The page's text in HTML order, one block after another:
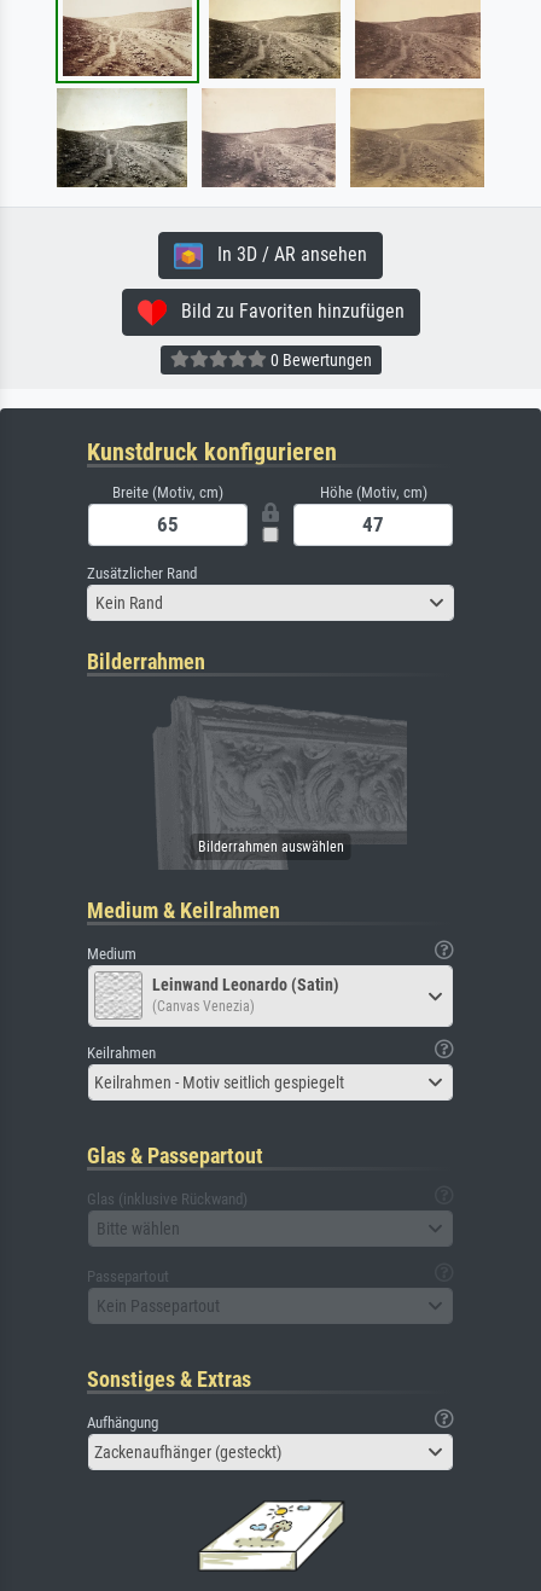
In 3D / AR ansehen
Bild zu Favoriten hinzufügen
0 Bewertungen
Kunstdruck konfigurieren
Breite (Motiv, cm) Höhe (Motiv, cm)
Zusätzlicher Rand
Kein Rand
Bilderrahmen
Medium & Keilrahmen
Medium
Leinwand Leonardo (Satin)
(Canvas Venezia)
Keilrahmen
Keilrahmen - Motiv seitlich gespiegelt
Glas & Passepartout
Glas (inklusive Rückwand)
Bitte wählen
Passepartout
Kein Passepartout
Sonstiges & Extras
Aufhängung
Zackenaufhänger (gesteckt)